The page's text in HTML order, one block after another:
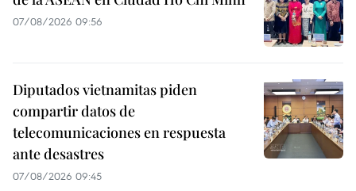
07/08/2026 09:56
Diputados vietnamitas piden
compartir datos de
telecomunicaciones en respuesta
ante desastres
07/08/2026 09:45